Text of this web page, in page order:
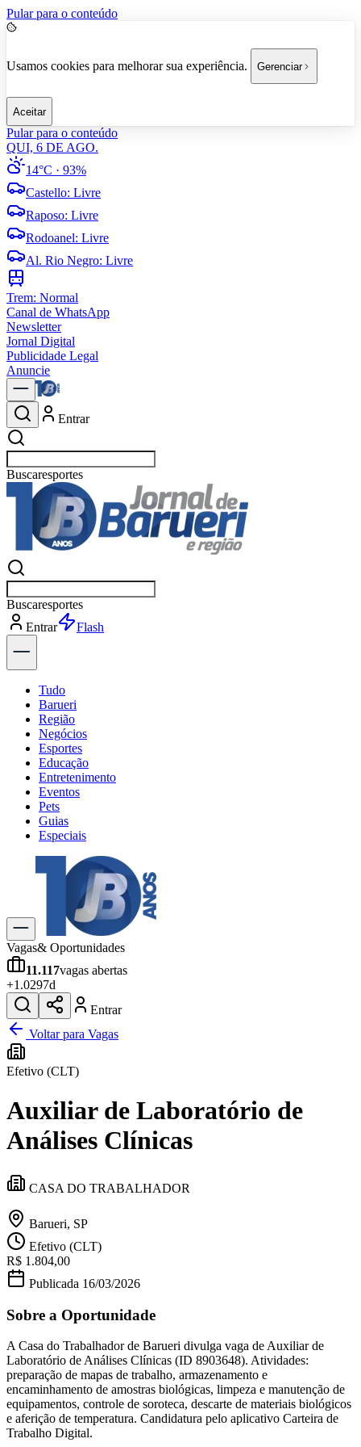
Pular para o conteúdo
Usamos cookies para melhorar sua experiência. Gerenciar
Aceitar
Pular para o conteúdo
QUI, 6 DE AGO.
14°C · 93%
Castello: Livre
Raposo: Livre
Rodoanel: Livre
Al. Rio Negro: Livre
Trem: Normal
Canal de WhatsApp
Newsletter
Jornal Digital
Publicidade Legal
Anuncie
Entrar
Buscarpo
Buscarpo
Entrar
Flash
Tudo
Barueri
Região
Negócios
Esportes
Educação
Entretenimento
Eventos
Pets
Guias
Especiais
Explore Tudo
Últimas Notícias
Previsão do Tempo
Trânsito e Rotas
Dia a Dia & Lazer
Gastronomia
Cinema & Shows
Jogos
Novo
Para Sua Empresa
Cadastrar Empresa
Publicidade Legal
Política
Eleições
Segurança
Meio Ambiente
Obras
Educação
Bairros de Barueri
Selecione sua regiãoPara notícias da sua região
AldeiaAldeia da SerraAldeia de BarueriAlphavilleBairro
JubranBelvalBethavilleBoa
VistaCalifórniaCarapicuíbaCentro Chácaras Marco Cidades da
RegiãoCotiaCruz PretaEngenho NovoFazenda
MilitarItapeviJandiraJardim AudirJardim Belval Jardim
Califórnia Jardim dos AltosJardim dos CamargosJardim
EsperançaJardim Graziela
Vagas& Oportunidades
11.117vagas abertas
+1.0297d
Entrar
Voltar para Vagas
Efetivo (CLT)
Auxiliar de Laboratório de
Análises Clínicas
CASA DO TRABALHADOR
Barueri, SP
Efetivo (CLT)
R$ 1.804,00
Publicada 16/03/2026
Sobre a Oportunidade
A Casa do Trabalhador de Barueri divulga vaga de Auxiliar de
Laboratório de Análises Clínicas (ID 8903648). Atividades:
preparação de mapas de trabalho, armazenamento e
encaminhamento de amostras biológicas, limpeza e manutenção de
equipamentos, controle de soroteca, descarte de materiais biológicos
e aferição de temperatura. Candidatura pelo aplicativo Carteira de
Trabalho Digital.